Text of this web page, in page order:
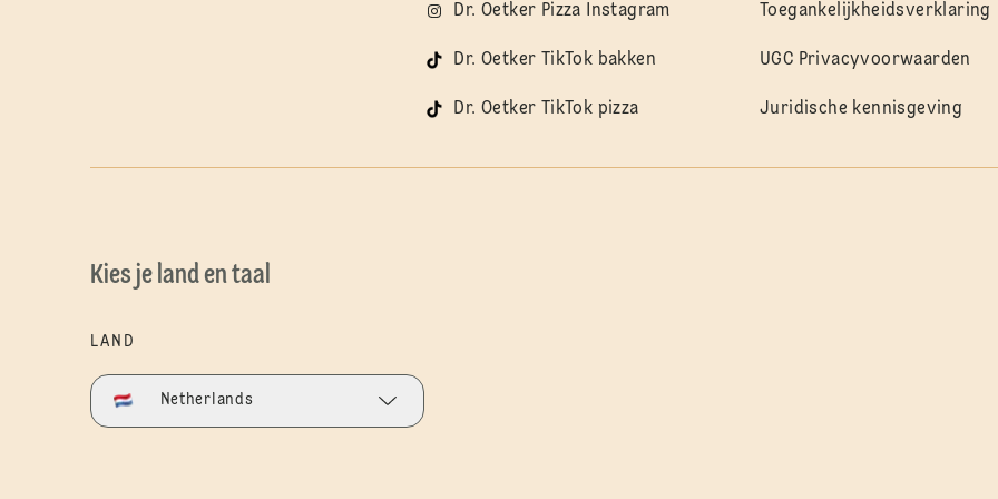
Dr. Oetker Pizza Instagram
Dr. Oetker TikTok bakken
Dr. Oetker TikTok pizza
Toegankelijkheidsverklaring
UGC Privacyvoorwaarden
Juridische kennisgeving
Kies je land en taal
LAND
Netherlands